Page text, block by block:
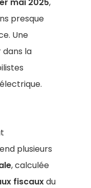
presque
Une
dans la
plusieurs
, calculée
fiscauxdu